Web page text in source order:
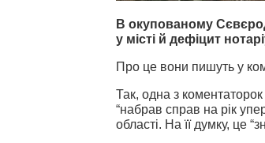
В окупованому
у місті й дефіцит
Про це вони пишуть у
Так, одна з
“набрав справ на рік
області. На її думку, це